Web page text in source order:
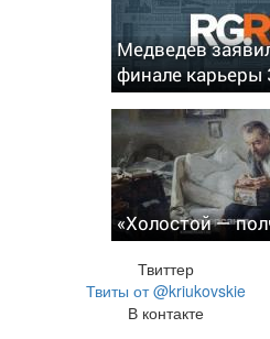
Медведев
финале карьеры
«Холостой —
Твиттер
Твиты от @kriukovskie
В контакте